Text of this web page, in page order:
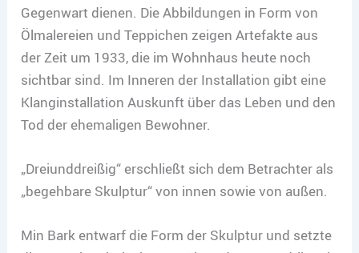
Gegenwart dienen. Die Abbildungen in Form von
Ölmalereien und Teppichen zeigen Artefakte aus
der Zeit um 1933, die im Wohnhaus heute noch
sichtbar sind. Im Inneren der Installation gibt eine
Klanginstallation Auskunft über das Leben und den
Tod der ehemaligen Bewohner.
„Dreiunddreißig“ erschließt sich dem Betrachter als
„begehbare Skulptur“ von innen sowie von außen.
Min Bark entwarf die Form der Skulptur und setzte